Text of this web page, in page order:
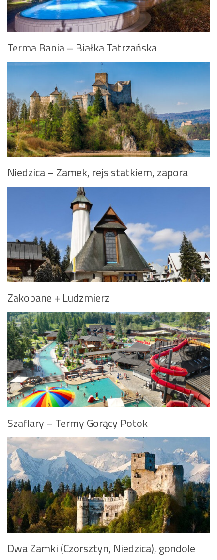
Terma Bania – Białka Tatrzańska
Niedzica – Zamek, rejs statkiem, zapora
Zakopane + Ludzmierz
Szaflary – Termy Gorący Potok
Dwa Zamki (Czorsztyn, Niedzica), gondole